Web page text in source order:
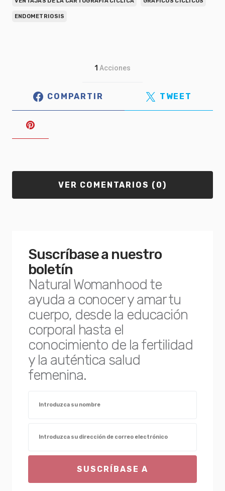
ENDOMETRIOSIS
1 Acciones
COMPARTIR TWEET
VER COMENTARIOS (0)
Suscríbase a nuestro
boletín
Natural Womanhood te
ayuda a conocer y amar tu
cuerpo, desde la educación
corporal hasta el
conocimiento de la fertilidad
y la auténtica salud
femenina.
SUSCRÍBASE A